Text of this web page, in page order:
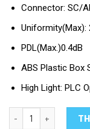
Connector: SC/
PDL(Max.)0.4dB
ABS Plastic Box
High Light: PLC
LC APC Fiber Optic